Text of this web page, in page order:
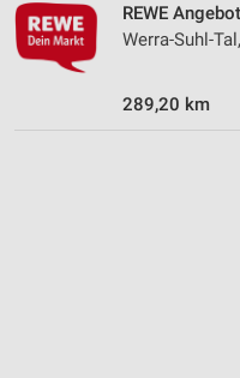
REWE
Werra-Suhl-
289,20 km
Erstellung von Profilen
von Inhalten
Verwendung von Profilen